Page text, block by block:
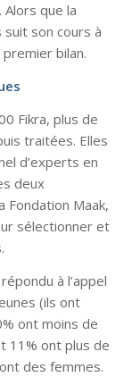
que la
son cours à
bilan.
Fikra, plus de
traitées. Elles
d’experts en
deux
Fondation Maak,
sélectionner et
à l’appel
(ils ont
ont moins de
11% ont plus de
des femmes.